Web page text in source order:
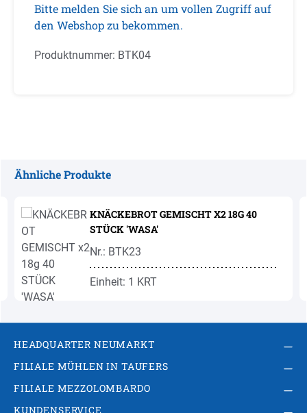
Bitte melden Sie sich an um vollen Zugriff auf
den Webshop zu bekommen.
Produktnummer: BTK04
Ähnliche Produkte
KNÄCKEBROT GEMISCHT X2 18G 40
STÜCK 'WASA'
Nr.: BTK23
Einheit: 1 KRT
HEADQUARTER NEUMARKT
FILIALE MÜHLEN IN TAUFERS
FILIALE MEZZOLOMBARDO
KUNDENSERVICE